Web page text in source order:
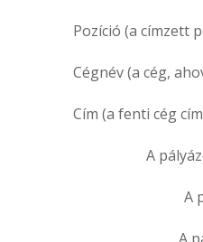
Pozíció (a címzett
Cégnév (a cég,
Cím (a fenti cég
A
A